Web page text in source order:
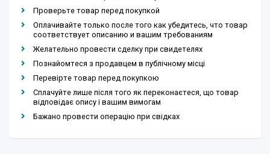
Проверьте товар перед покупкой
Оплачивайте только после того как убедитесь, что товар
соответствует описанию и вашим требованиям
Желательно провести сделку при свидетелях
Познайомтеся з продавцем в публічному місці
Перевірте товар перед покупкою
Сплачуйте лише після того як переконаєтеся, що товар
відповідає опису і вашим вимогам
Бажано провести операцію при свідках